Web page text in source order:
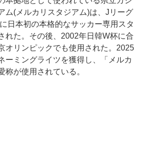
ム(メルカリスタジアム)は、Jリーグ
日本初の本格的なサッカー専用スタ
れた。その後、2002年日韓W杯に合
オリンピックでも使用された。2025
ーミングライツを獲得し、「メルカ
称が使用されている。